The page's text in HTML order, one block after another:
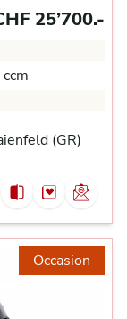
25’700.-
(GR)
Occasion